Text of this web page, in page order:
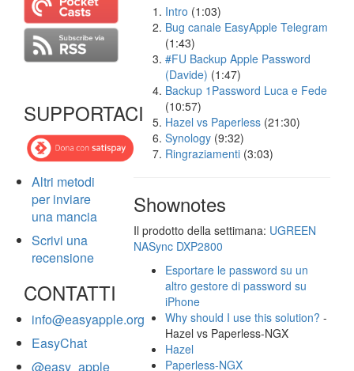
SUPPORTACI
Altri metodi
per inviare
una mancia
Scrivi una
recensione
CONTATTI
info@easyapple.org
EasyChat
@easy_apple
Intro (1:03)
Bug canale EasyApple Telegram
(1:43)
#FU Backup Apple Password
(Davide) (1:47)
Backup 1Password Luca e Fede
(10:57)
Hazel vs Paperless (21:30)
Synology (9:32)
Ringraziamenti (3:03)
Shownotes
Il prodotto della settimana: UGREEN
NASync DXP2800
Esportare le password su un
altro gestore di password su
iPhone
Why should I use this solution? -
Hazel vs Paperless-NGX
Hazel
Paperless-NGX